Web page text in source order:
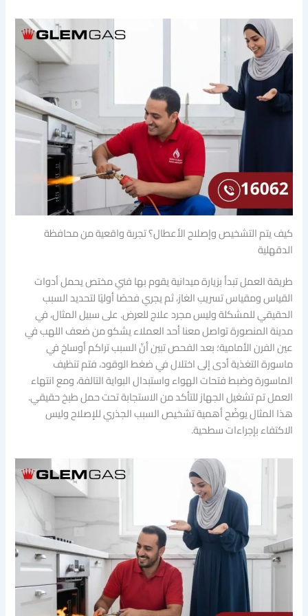
كيف يتم التشخيص وإصلاح الأعطال؟ تجربة واقعية من محافظة
الدقهلية
طريقة العمل تبدأ بزيارة ميدانية يقوم بها فني مختص يحمل أدوات
القياس ومقياس تسريب الغاز، ثم يجري فحصًا أوليًا لتحديد السبب
الحقيقي للمشكلة وليس مجرد علاج للعرض. على سبيل المثال، في
مدينة المنصورة تواصل معنا أحد العملاء يشكو من ضعف اللهب في
عين الفرن الأمامية؛ بعد الفحص تبين أنّ السبب تراكم أوساخ في
ماسورة التغذية أدى إلى اختلال في ضغط الوقود، فتم تنظيف
الماسورة وضبط فتحات الهواء واستبدال البواية التالفة، ومع انتهاء
العمل تم تشغيل الجهاز للتأكد من الاستجابة تحت حمل طبخ حقيقي.
هذا المثال يوضّح أهمية تشخيص السبب الجذري للإصلاح وليس
الاكتفاء بإجراءات سطحية.